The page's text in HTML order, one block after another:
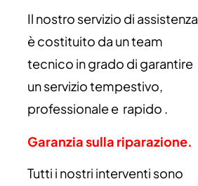
Il nostro servizio di assistenza
è costituito da un team
tecnico in grado di garantire
un servizio tempestivo,
professionale e rapido .
Garanzia sulla riparazione.
Tutti i nostri interventi sono